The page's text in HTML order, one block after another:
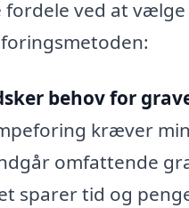
fordele ved at vælge
behov for
kræver
omfattende
sparer tid og